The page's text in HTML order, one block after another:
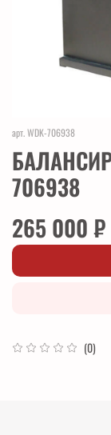
арт.WDK-706938
706938
(0)
265 000 ₽